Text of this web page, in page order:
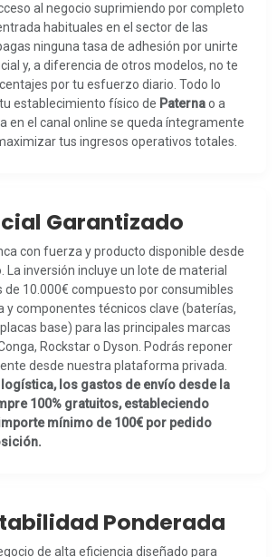
al negocio suprimiendo por completo
habituales en el sector de las
ninguna tasa de adhesión por unirte
y, a diferencia de otros modelos, no te
por tu esfuerzo diario. Todo lo
establecimiento físico de Paternao a
en el canal online se queda íntegramente
tus ingresos operativos totales.
Garantizado
con fuerza y producto disponible desde
La inversión incluye un lote de material
de 10.000€ compuesto por consumibles
y componentes técnicos clave (baterías,
base) para las principales marcas
Rockstar o Dyson. Podrás reponer
desde nuestra plataforma privada.
los gastos de envío desde la
100% gratuitos, estableciendo
mínimo de 100€ por pedido
Ponderada
de alta eficiencia diseñado para